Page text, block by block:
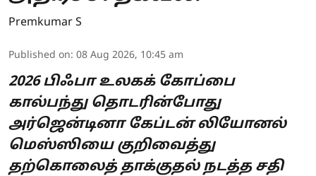
Premkumar S
Published on: 08 Aug 2026, 10:45 am
2026 பிஃபா உலகக் கோப்பை
கால்பந்து தொடரின்போது
அர்ஜென்டினா கேப்டன் லியோனல்
மெஸ்ஸியை குறிவைத்து
தற்கொலைத் தாக்குதல் நடத்த சதி